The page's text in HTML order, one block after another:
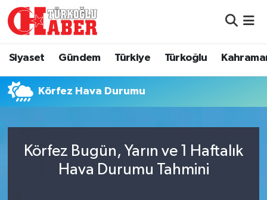
Siyaset Gündem Türkiye Türkoğlu
Körfez Hava Durumu
Körfez Bugün, Yarın ve 1 Haftalık
Hava Durumu Tahmini
Gündem
Türkiye
Kahramanmaraş
Hava Durumu
Namaz Vakitleri
Süper Lig Puan Durumu ve Fikstür